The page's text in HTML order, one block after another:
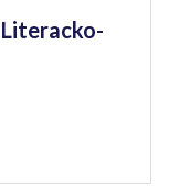
Literacko-